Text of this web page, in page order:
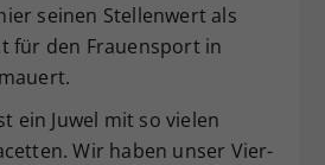
seinen Stellenwert als
für den Frauensport in
ein Juwel mit so vielen
Wir haben unser Vier-